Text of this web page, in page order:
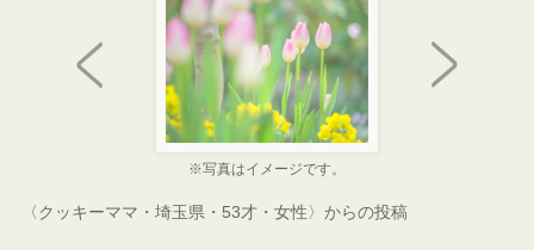
※写真はイメージです。
〈クッキーママ・埼玉県・53才・女性〉からの投稿